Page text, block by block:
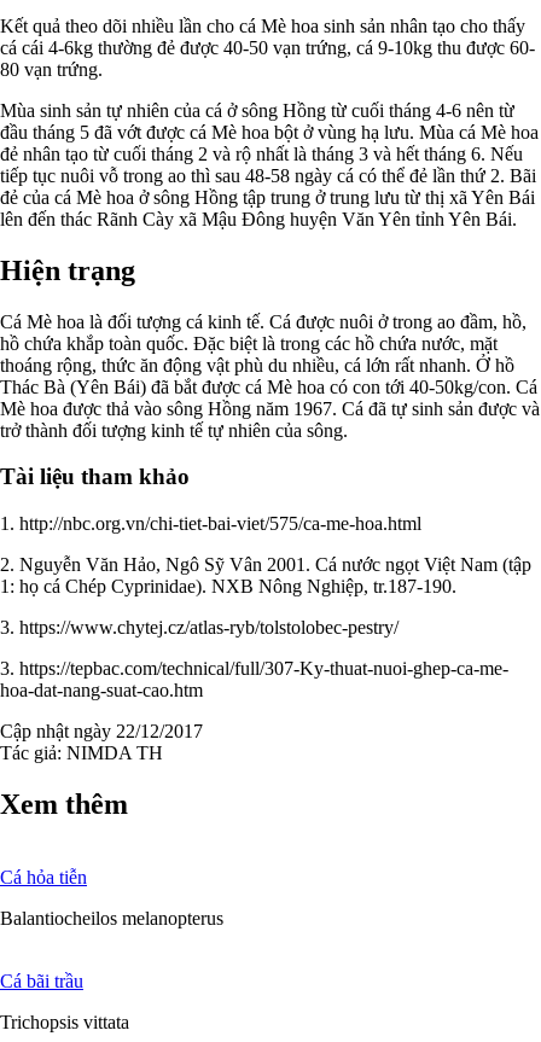
Kết quả theo dõi nhiều lần cho cá Mè hoa sinh sản nhân tạo cho thấy
cá cái 4-6kg thường đẻ được 40-50 vạn trứng, cá 9-10kg thu được 60-
80 vạn trứng.
Mùa sinh sản tự nhiên của cá ở sông Hồng từ cuối tháng 4-6 nên từ
đầu tháng 5 đã vớt được cá Mè hoa bột ở vùng hạ lưu. Mùa cá Mè hoa
đẻ nhân tạo từ cuối tháng 2 và rộ nhất là tháng 3 và hết tháng 6. Nếu
tiếp tục nuôi vỗ trong ao thì sau 48-58 ngày cá có thể đẻ lần thứ 2. Bãi
đẻ của cá Mè hoa ở sông Hồng tập trung ở trung lưu từ thị xã Yên Bái
lên đến thác Rãnh Cày xã Mậu Đông huyện Văn Yên tỉnh Yên Bái.
Hiện trạng
Cá Mè hoa là đối tượng cá kinh tế. Cá được nuôi ở trong ao đầm, hồ,
hồ chứa khắp toàn quốc. Đặc biệt là trong các hồ chứa nước, mặt
thoáng rộng, thức ăn động vật phù du nhiều, cá lớn rất nhanh. Ở hồ
Thác Bà (Yên Bái) đã bắt được cá Mè hoa có con tới 40-50kg/con. Cá
Mè hoa được thả vào sông Hồng năm 1967. Cá đã tự sinh sản được và
trở thành đối tượng kinh tế tự nhiên của sông.
Tài liệu tham khảo
1. http://nbc.org.vn/chi-tiet-bai-viet/575/ca-me-hoa.html
2. Nguyễn Văn Hảo, Ngô Sỹ Vân 2001. Cá nước ngọt Việt Nam (tập
1: họ cá Chép Cyprinidae). NXB Nông Nghiệp, tr.187-190.
3. https://www.chytej.cz/atlas-ryb/tolstolobec-pestry/
3. https://tepbac.com/technical/full/307-Ky-thuat-nuoi-ghep-ca-me-
hoa-dat-nang-suat-cao.htm
Cập nhật ngày 22/12/2017
Tác giả: NIMDA TH
Xem thêm
Cá hỏa tiễn
Balantiocheilos melanopterus
Cá bãi trầu
Trichopsis vittata